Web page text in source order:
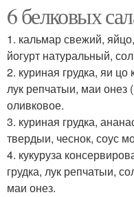
6 белковых
1. кальмар свежий,
йогурт натуральный,
2. куриная грудка, яи
лук репчатыи, маи
оливковое.
3. куриная грудка,
твердыи, чеснок, соус
4. кукуруза
грудка, лук репчатыи,
маи онез.